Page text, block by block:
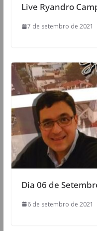
Live Ryandro
7 de setembro de 2021
Dia 06 de
6 de setembro de 2021